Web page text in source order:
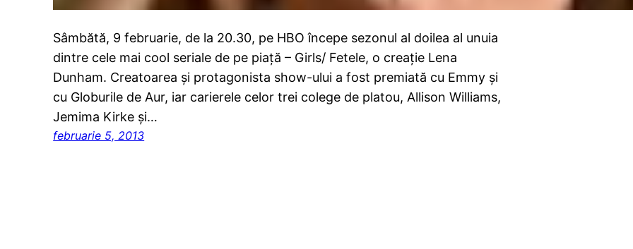
Sâmbătă, 9 februarie, de la 20.30, pe HBO începe sezonul al doilea al unuia
dintre cele mai cool seriale de pe piaţă – Girls/ Fetele, o creaţie Lena
Dunham. Creatoarea şi protagonista show-ului a fost premiată cu Emmy şi
cu Globurile de Aur, iar carierele celor trei colege de platou, Allison Williams,
Jemima Kirke şi…
februarie 5, 2013